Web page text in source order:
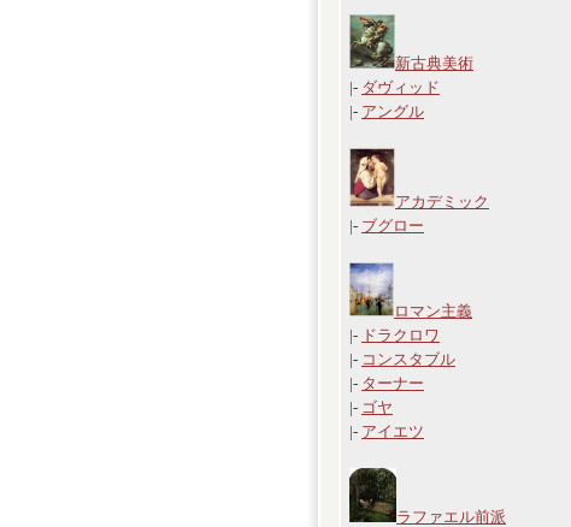
新古典美術
|- ダヴィッド
|- アングル
アカデミック
|- ブグロー
ロマン主義
|- ドラクロワ
|- コンスタブル
|- ターナー
|- ゴヤ
|- アイエツ
ラファエル前派